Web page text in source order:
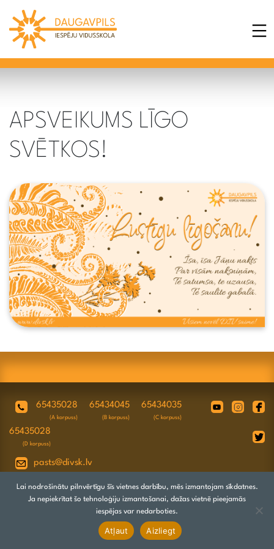
APSVEIKUMS LĪGO
SVĒTKOS!
65435028
(A korpuss)
65434045
(B korpuss)
65434035
(C korpuss)
65435028
(D korpuss)
pasts@divsk.lv
Juridiskā adrese: Daugavpils, Valkas ielā
4A, LV-5417
Lai nodrošinātu pilnvērtīgu šīs vietnes darbību, mēs izmantojam sīkdatnes.
Ja nepiekrītat šo tehnoloģiju izmantošanai, dažas vietnē pieejamās
iespējas var nedarboties.
Atļaut Aizliegt